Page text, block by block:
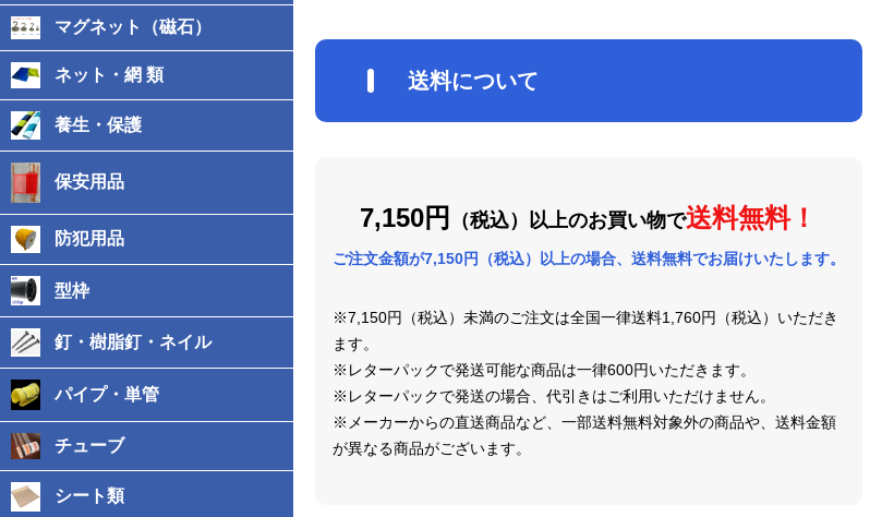
マグネット（磁石）
ネット・網 類
養生・保護
保安用品
防犯用品
型枠
釘・樹脂釘・ネイル
パイプ・単管
チューブ
シート類
送料について
7,150円 （税込）以上のお買い物で送料無料！
ご注文金額が7,150円（税込）以上の場合、 送料無料でお届けいたします。
※7,150円（税込）未満のご注文は全国一律送料1,760円（税込）いただき
ます。
※レターパックで発送可能な商品は一律600円いただきます。
※レターパックで発送の場合、代引きはご利用いただけません。
※メーカーからの直送商品など、一部送料無料対象外の商品や、送料金額
が異なる商品がございます。